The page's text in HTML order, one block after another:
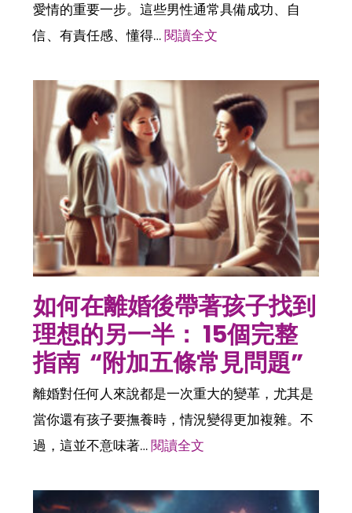
愛情的重要一步。這些男性通常具備成功、自
信、有責任感、懂得…閱讀全文
如何在離婚後帶著孩子找到
理想的另一半： 15個完整
指南 “附加五條常見問題”
離婚對任何人來說都是一次重大的變革，尤其是
當你還有孩子要撫養時，情況變得更加複雜。不
過，這並不意味著…閱讀全文